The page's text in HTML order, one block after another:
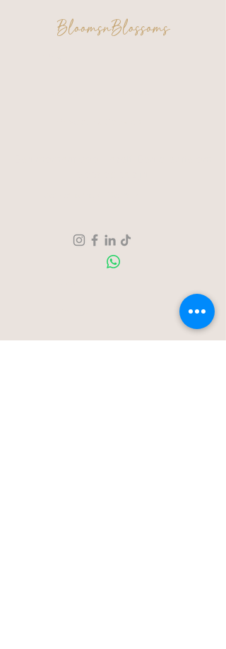
BloomsnBlossoms